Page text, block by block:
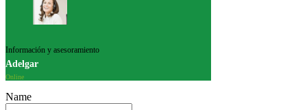
Información y asesoramiento
Adelgar
Online
Name